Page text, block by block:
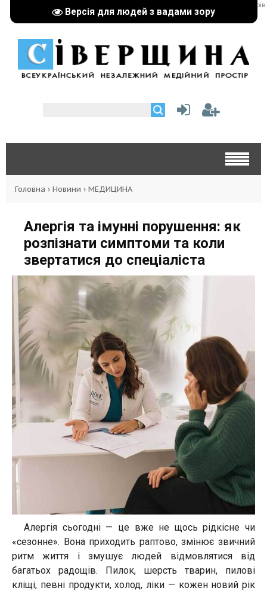
Версія для людей з вадами зору
реклама партнерів:
Головна › Новини › МЕДИЦИНА
Алергія та імунні порушення: як
розпізнати симптоми та коли
звертатися до спеціаліста
Алергія сьогодні — це вже не щось рідкісне чи
«сезонне». Вона приходить раптово, змінює звичний
ритм життя і змушує людей відмовлятися від
багатьох радощів. Пилок, шерсть тварин, пилові
кліщі, певні продукти, холод, ліки — кожен новий рік